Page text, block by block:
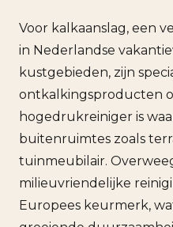
Voor kalkaanslag, een
in Nederlandse
kustgebieden, zijn
ontkalkingsproducten
hogedrukreiniger is
buitenruimtes zoals
tuinmeubilair.
milieuvriendelijke
Europees keurmerk,